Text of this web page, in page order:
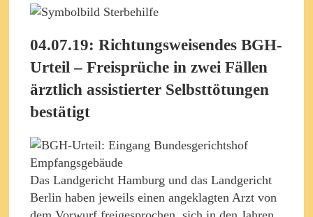
04.07.19: Richtungsweisendes BGH-
Urteil – Freisprüche in zwei Fällen
ärztlich assistierter Selbsttötungen
bestätigt
Das Landgericht Hamburg und das Landgericht
Berlin haben jeweils einen angeklagten Arzt von